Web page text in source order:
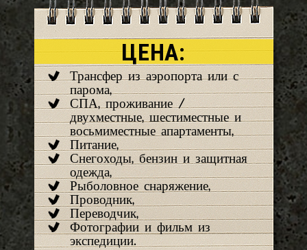
ЦЕНА:
Трансфер из аэропорта или с
парома,
СПА, проживание /
двухместные, шестиместные и
восьмиместные апартаменты,
Питание,
Снегоходы, бензин и защитная
одежда,
Рыболовное снаряжение,
Проводник,
Переводчик,
Фотографии и фильм из
экспедиции.